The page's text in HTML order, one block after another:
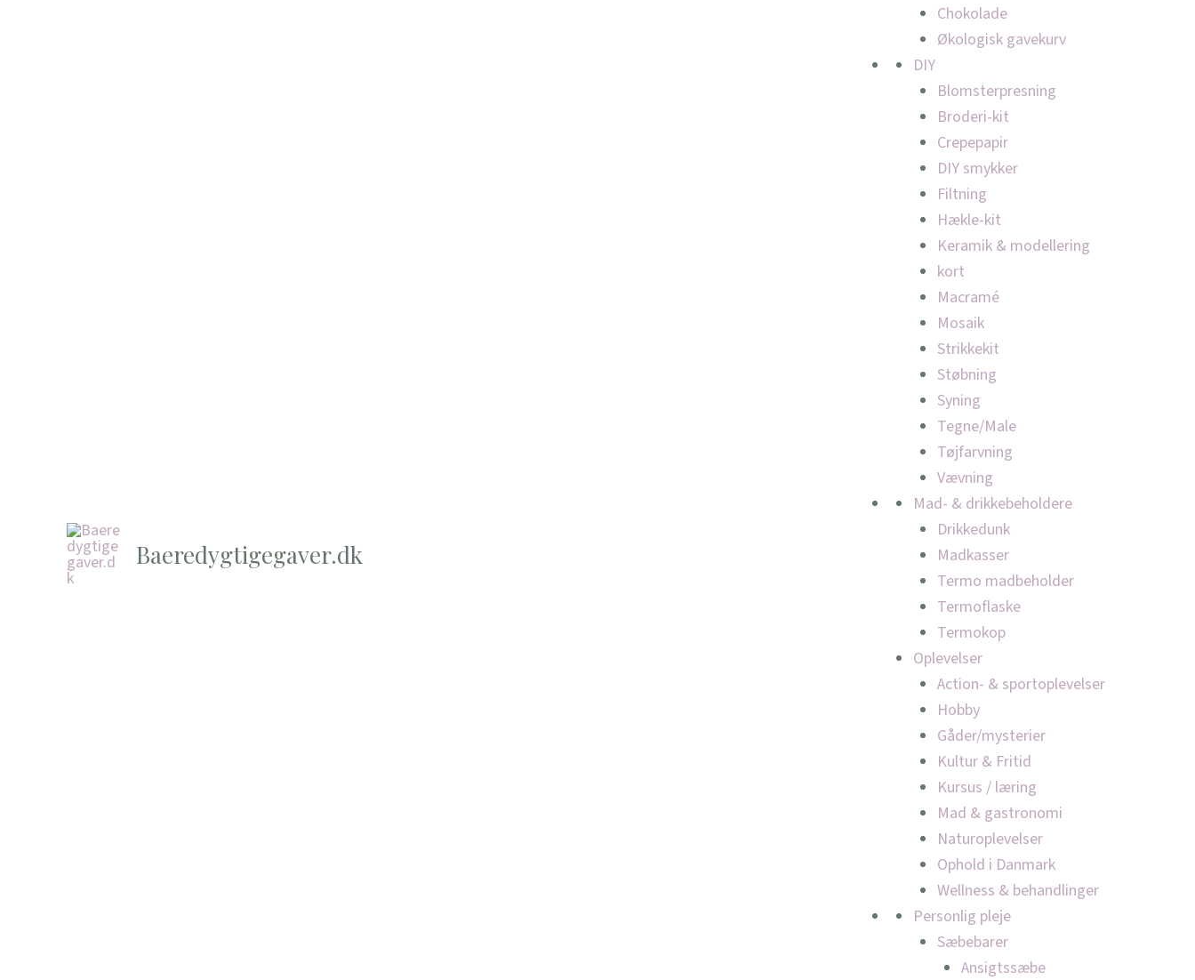
Baeredygtigegaver.dk
Chokolade
Økologisk gavekurv
DIY
Blomsterpresning
Broderi-kit
Crepepapir
DIY smykker
Filtning
Hækle-kit
Keramik & modellering
kort
Macramé
Mosaik
Strikkekit
Støbning
Syning
Tegne/Male
Tøjfarvning
Vævning
Mad- & drikkebeholdere
Drikkedunk
Madkasser
Termo madbeholder
Termoflaske
Termokop
Oplevelser
Action- & sportoplevelser
Hobby
Gåder/mysterier
Kultur & Fritid
Kursus / læring
Mad & gastronomi
Naturoplevelser
Ophold i Danmark
Wellness & behandlinger
Personlig pleje
Sæbebarer
Ansigtssæbe